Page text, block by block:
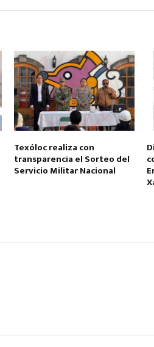
Texóloc realiza con
transparencia el Sorteo del
Servicio Militar Nacional